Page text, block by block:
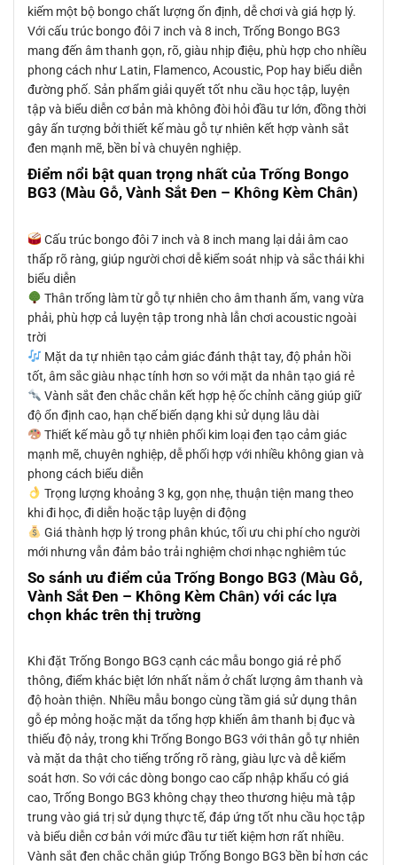
kiếm một bộ bongo chất lượng ổn định, dễ chơi và giá hợp lý.
Với cấu trúc bongo đôi 7 inch và 8 inch, Trống Bongo BG3
mang đến âm thanh gọn, rõ, giàu nhịp điệu, phù hợp cho nhiều
phong cách như Latin, Flamenco, Acoustic, Pop hay biểu diễn
đường phố. Sản phẩm giải quyết tốt nhu cầu học tập, luyện
tập và biểu diễn cơ bản mà không đòi hỏi đầu tư lớn, đồng thời
gây ấn tượng bởi thiết kế màu gỗ tự nhiên kết hợp vành sắt
đen mạnh mẽ, bền bỉ và chuyên nghiệp.
Điểm nổi bật quan trọng nhất của Trống Bongo
BG3 (Màu Gỗ, Vành Sắt Đen – Không Kèm Chân)
Cấu trúc bongo đôi 7 inch và 8 inch mang lại dải âm cao
thấp rõ ràng, giúp người chơi dễ kiểm soát nhịp và sắc thái khi
biểu diễn
Thân trống làm từ gỗ tự nhiên cho âm thanh ấm, vang vừa
phải, phù hợp cả luyện tập trong nhà lẫn chơi acoustic ngoài
trời
Mặt da tự nhiên tạo cảm giác đánh thật tay, độ phản hồi
tốt, âm sắc giàu nhạc tính hơn so với mặt da nhân tạo giá rẻ
Vành sắt đen chắc chắn kết hợp hệ ốc chỉnh căng giúp giữ
độ ổn định cao, hạn chế biến dạng khi sử dụng lâu dài
Thiết kế màu gỗ tự nhiên phối kim loại đen tạo cảm giác
mạnh mẽ, chuyên nghiệp, dễ phối hợp với nhiều không gian và
phong cách biểu diễn
Trọng lượng khoảng 3 kg, gọn nhẹ, thuận tiện mang theo
khi đi học, đi diễn hoặc tập luyện di động
Giá thành hợp lý trong phân khúc, tối ưu chi phí cho người
mới nhưng vẫn đảm bảo trải nghiệm chơi nhạc nghiêm túc
So sánh ưu điểm của Trống Bongo BG3 (Màu Gỗ,
Vành Sắt Đen – Không Kèm Chân) với các lựa
chọn khác trên thị trường
Khi đặt Trống Bongo BG3 cạnh các mẫu bongo giá rẻ phổ
thông, điểm khác biệt lớn nhất nằm ở chất lượng âm thanh và
độ hoàn thiện. Nhiều mẫu bongo cùng tầm giá sử dụng thân
gỗ ép mỏng hoặc mặt da tổng hợp khiến âm thanh bị đục và
thiếu độ nảy, trong khi Trống Bongo BG3 với thân gỗ tự nhiên
và mặt da thật cho tiếng trống rõ ràng, giàu lực và dễ kiểm
soát hơn. So với các dòng bongo cao cấp nhập khẩu có giá
cao, Trống Bongo BG3 không chạy theo thương hiệu mà tập
trung vào giá trị sử dụng thực tế, đáp ứng tốt nhu cầu học tập
và biểu diễn cơ bản với mức đầu tư tiết kiệm hơn rất nhiều.
Vành sắt đen chắc chắn giúp Trống Bongo BG3 bền bỉ hơn các